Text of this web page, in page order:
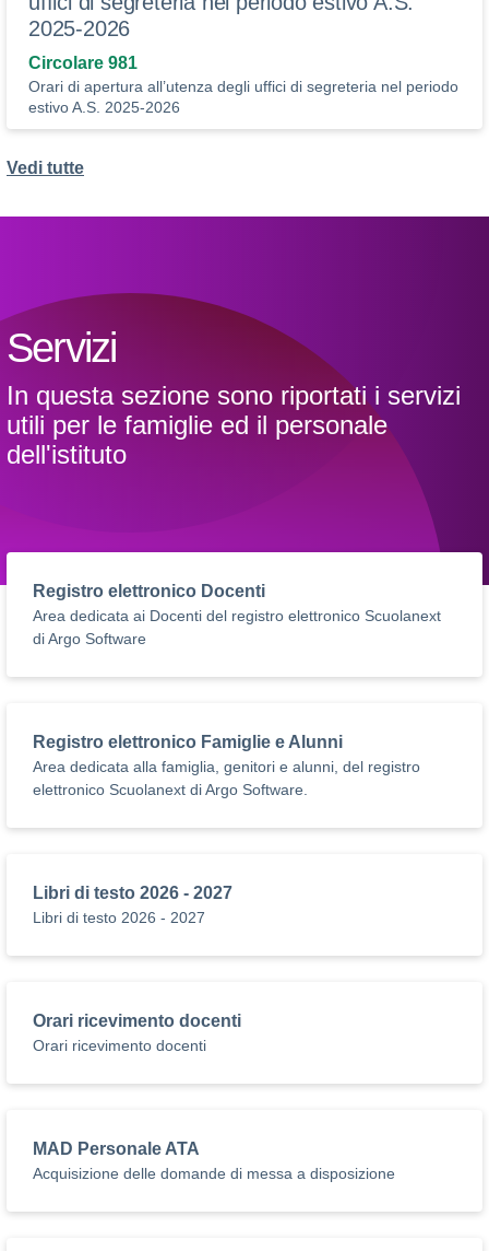
2025-2026
Circolare 981
Orari di apertura all’utenza degli uffici di segreteria nel periodo
estivo A.S. 2025-2026
Vedi tutte
Servizi
In questa sezione sono riportati i servizi
utili per le famiglie ed il personale
dell'istituto
Registro elettronico Docenti
Area dedicata ai Docenti del registro elettronico Scuolanext
di Argo Software
Registro elettronico Famiglie e Alunni
Area dedicata alla famiglia, genitori e alunni, del registro
elettronico Scuolanext di Argo Software.
Libri di testo 2026 - 2027
Libri di testo 2026 - 2027
Orari ricevimento docenti
Orari ricevimento docenti
MAD Personale ATA
Acquisizione delle domande di messa a disposizione